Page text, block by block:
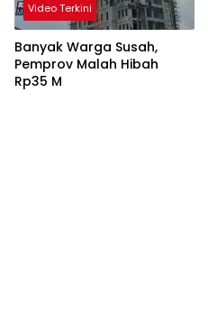
Video Terkini
Banyak Warga Susah,
Pemprov Malah Hibah
Rp35 M